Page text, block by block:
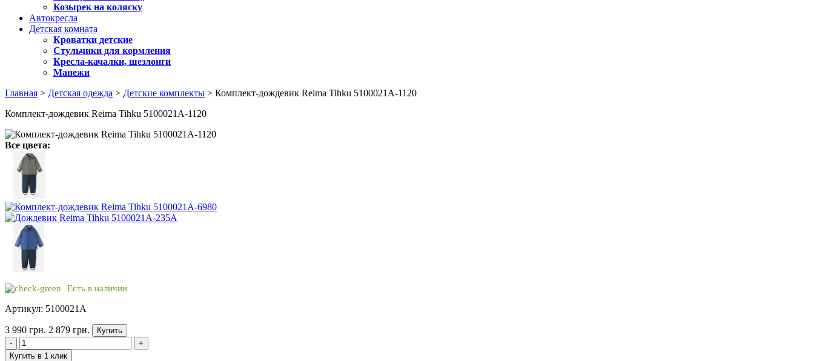
Козырек на коляску
Автокресла
Детская комната
Кроватки детские
Стульчики для кормления
Кресла-качалки, шезлонги
Манежи
Главная > Детская одежда > Детские комплекты > Комплект-дождевик Reima Tihku 5100021A-1120
Комплект-дождевик Reima Tihku 5100021A-1120
Все цвета:
Есть в наличии
Артикул: 5100021A
3 990 грн. 2 879 грн.
Купить
-
+
Купить в 1 клик